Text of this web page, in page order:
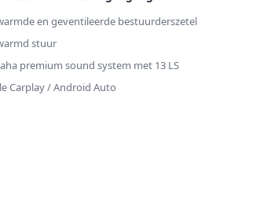
en geventileerde bestuurderszetel
stuur
premium sound system met 13 LS
Carplay / Android Auto